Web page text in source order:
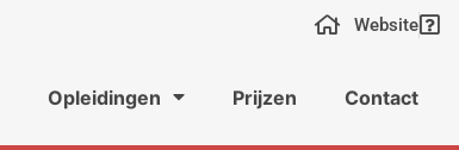
Website
Opleidingen Prijzen Contact